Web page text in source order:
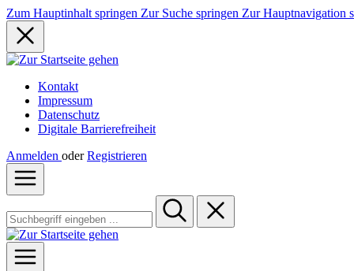
Zum Hauptinhalt springen Zur Suche springen Zur Hauptnavigation
Kontakt
Impressum
Datenschutz
Digitale Barrierefreiheit
Anmelden oder Registrieren